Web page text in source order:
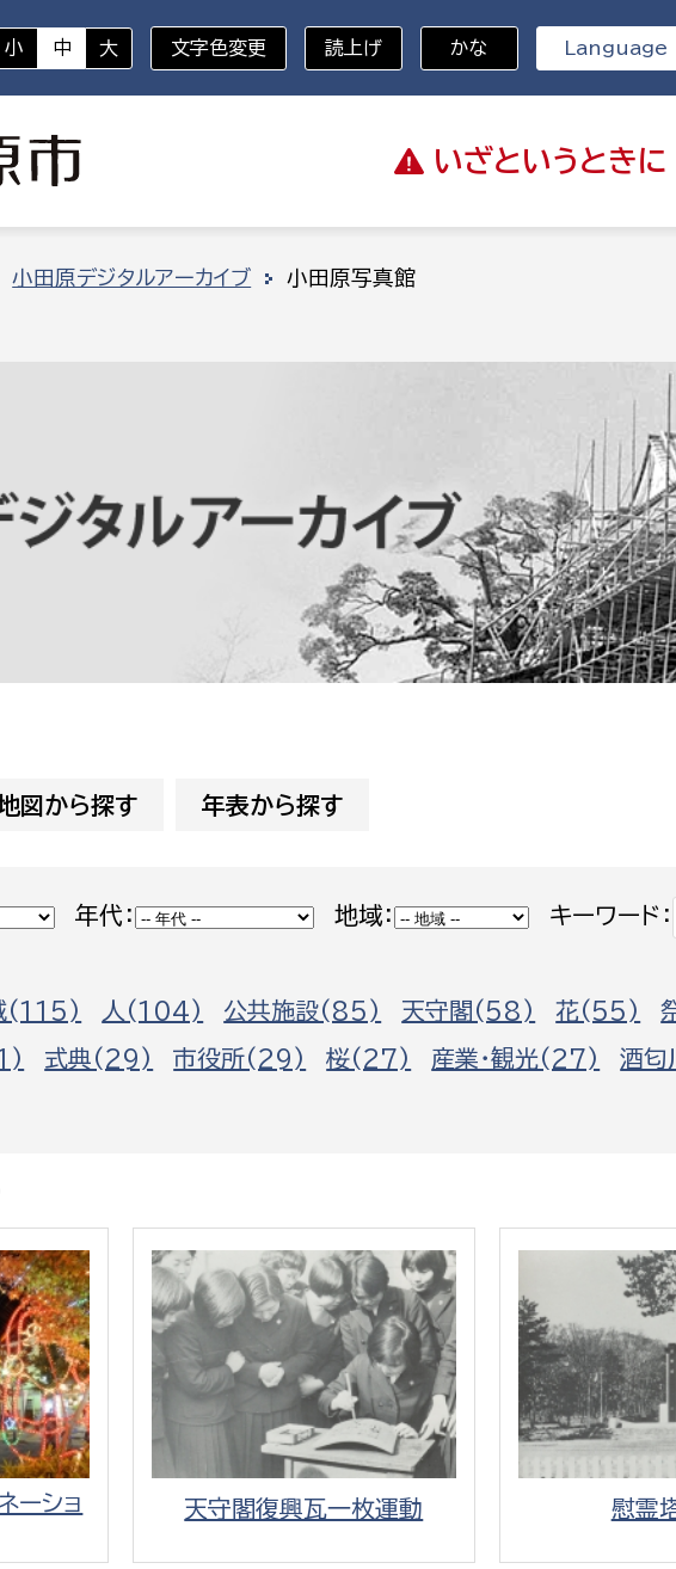
いざと いうときに
防災・ハザードマップ 避難場
分野を選択
教育・子育て
防災・安全
福祉・健康
文化・生涯学習
行政経営
病院
市議会
デジタル推進課
職員課
財産管理課
契約検査課
市税総務課
市民税課
資産税課
スポーツ課
子ども若者部 経済部
会計管理者 市立総合医療
患者サポート
病院管理局：
病院管理局：
小 中 大 文字色変更 読上げ かな Language
小田原デジタルアーカイブ
小田原写真館
図から探す 年表から探す
年代： 地域： キーワード：
(115) 人(104) 公共施設(85) 天守閣(58) 花(55)
式典(29) 市役所(29) 桜(27) 産業・観光(27) 酒
ーショ
天守閣復興瓦一枚運動 慰霊